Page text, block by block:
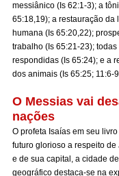
messiânico (Is 62:1-3); a
65:18,19); a restauração da
humana (Is 65:20,22);
trabalho (Is 65:21-23);
respondidas (Is 65:24); e a
dos animais (Is 65:25; 11:6-
O Messias vai
nações
O profeta Isaías em seu
futuro glorioso a respeito
e de sua capital, a cidade
geográfico destaca-se na